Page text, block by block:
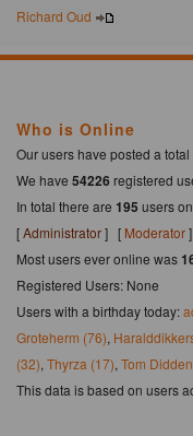
Richard Oud
Who is Online
Our users have posted a total
We have 54226 registered
In total there are 195 users
[Administrator] [ Moderator]
Most users ever online was
Registered Users: None
Users with a birthday today:
Groteherm (76),
(32), Thyrza (17), Tom
This data is based on users